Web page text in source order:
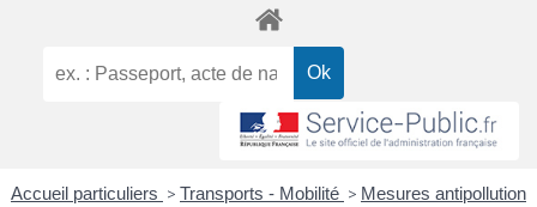
Accueil particuliers > Transports - Mobilité > Mesures antipollution